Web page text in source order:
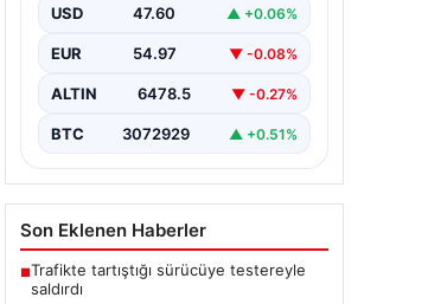
Yakalandı
İzmir’in Menderes ilçesinde
yürütülen geniş çaplı bir
soruşturma kapsamında, Belediye
Başkan Yardımcısı Rüzgar
USD 47.60 ▲ +0.06%
EUR 54.97 ▼ -0.08%
ALTIN 6478.5 ▼ -0.27%
BTC 3072929 ▲ +0.51%
Son Eklenen Haberler
■Trafikte tartıştığı sürücüye testereyle
saldırdı